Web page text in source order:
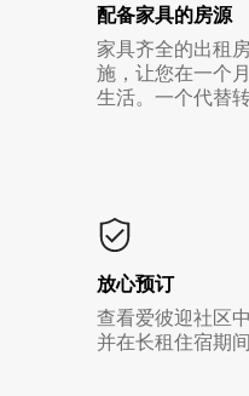
配备家具的房源
家具齐全的出租
施，让您在一个
生活。一个代替
放心预订
查看爱彼迎社区
并在长租住宿期